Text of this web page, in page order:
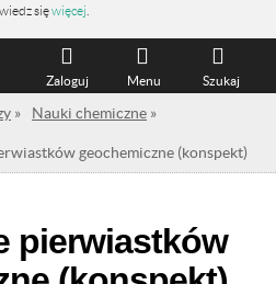
sięwięcej
Szukaj
Menu
Zaloguj
» Nauki chemiczne »
geochemiczne (konspekt)
pierwiastków